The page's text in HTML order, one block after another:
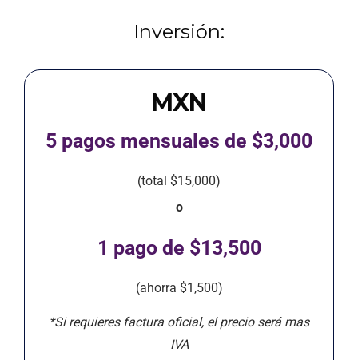
Inversión:
MXN
5 pagos mensuales de $3,000
(total $15,000)
o
1 pago de $13,500
(ahorra $1,500)
*Si requieres factura oficial, el precio será mas
IVA